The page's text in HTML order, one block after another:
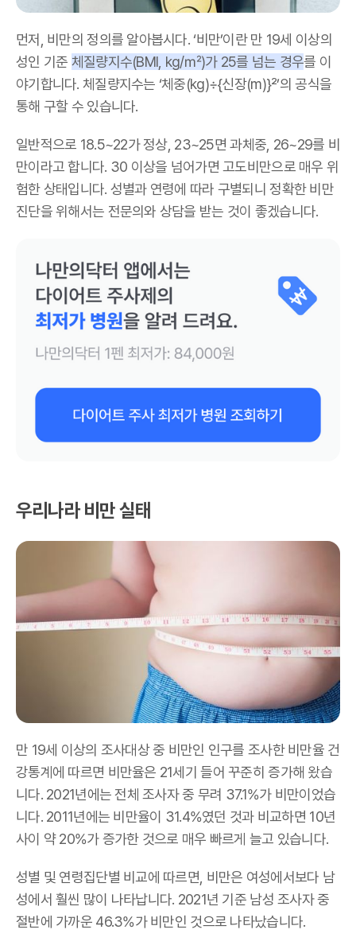
먼저 , 비만의 정의를 알아봅시다. ‘비만’이란 만 19세 이상의
성인 기준 체질량지수(BMI, kg/㎡)가 25를 넘는 경우를 이
야기합니다. 체질량지수는 ‘체중(kg)÷{신장(m)}²’의 공식을
통해 구할 수 있습니다.
일반적으로 18.5~22가 정상, 23~25면 과체중, 26~29를 비
만이라고 합니다. 30 이상을 넘어가면 고도비만으로 매우 위
험한 상태입니다. 성별과 연령에 따라 구별되니 정확한 비만
진단을 위해서는 전문의와 상담을 받는 것이 좋겠습니다.
우리나라 비만 실태
만 19세 이상의 조사대상 중 비만인 인구를 조사한 비만율 건
강통계에 따르면 비만율은 21세기 들어 꾸준히 증가해 왔습
니다. 2021년에는 전체 조사자 중 무려 37.1%가 비만이었습
니다. 2011년에는 비만율이 31.4%였던 것과 비교하면 10년
사이 약20%가 증가한 것으로 매우 빠르게 늘고 있습니다.
성별 및 연령집단별 비교에 따르면, 비만은 여성에서보다 남
성에서 훨씬 많이 나타납니다. 2021년 기준 남성 조사자 중
절반에 가까운 46.3%가 비만인 것으로 나타났습니다.